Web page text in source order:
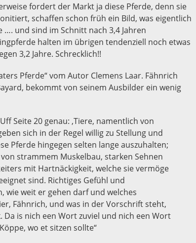
fordert der Markt ja diese Pferde, denn sie
schaffen schon früh ein Bild, was eigentlich
und sind im Schnitt nach 3,4 Jahren
halten im übrigen tendenziell noch etwas
3,2 Jahre. Schrecklich!!
Pferde“ vom Autor Clemens Laar. Fähnrich
bekommt von seinem Ausbilder ein wenig
Seite 20 genau: ‚Tiere, namentlich von
sich in der Regel willig zu Stellung und
Pferde hingegen selten lange auszuhalten;
strammem Muskelbau, starken Sehnen
mit Hartnäckigkeit, welche sie vermöge
sind. Richtiges Gefühl und
wie weit er gehen darf und welches
Fähnrich, und was in der Vorschrift steht,
Da is nich een Wort zuviel und nich een Wort
wo et sitzen sollte“